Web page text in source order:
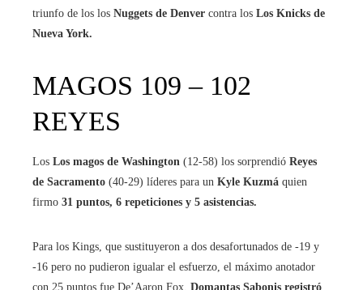
triunfo de los los Nuggets de Denver contra los Los Knicks de
Nueva York.
MAGOS 109 – 102
REYES
Los Los magos de Washington (12-58) los sorprendió Reyes
de Sacramento (40-29) líderes para un Kyle Kuzmá quien
firmo 31 puntos, 6 repeticiones y 5 asistencias.
Para los Kings, que sustituyeron a dos desafortunados de -19 y
-16 pero no pudieron igualar el esfuerzo, el máximo anotador
con 25 puntos fue De’Aaron Fox. Domantas Sabonis registró